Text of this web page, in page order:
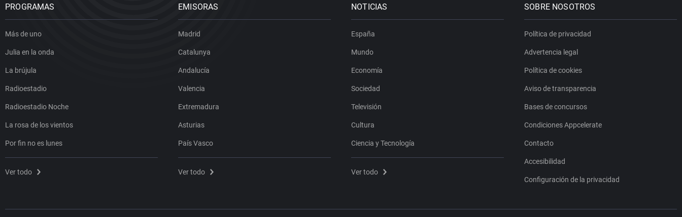
PROGRAMAS
Más de uno
Julia en la onda
La brújula
Radioestadio
Radioestadio Noche
La rosa de los vientos
Por fin no es lunes
Ver todo
EMISORAS
Madrid
Catalunya
Andalucía
Valencia
Extremadura
Asturias
País Vasco
Ver todo
NOTICIAS
España
Mundo
Economía
Sociedad
Televisión
Cultura
Ciencia y Tecnología
Ver todo
SOBRE NOSOTROS
Política de privacidad
Advertencia legal
Política de cookies
Aviso de transparencia
Bases de concursos
Condiciones Appcelerate
Contacto
Accesibilidad
Configuración de la privacidad